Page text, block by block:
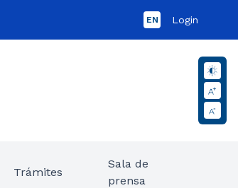
EN Login
Trámites
Sala de
prensa